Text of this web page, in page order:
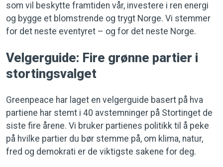
som vil beskytte framtiden vår, investere i ren energi
og bygge et blomstrende og trygt Norge. Vi stemmer
for det neste eventyret – og for det neste Norge.
Velgerguide: Fire grønne partier i
stortingsvalget
Greenpeace har laget en velgerguide basert på hva
partiene har stemt i 40 avstemninger på Stortinget de
siste fire årene. Vi bruker partienes politikk til å peke
på hvilke partier du bør stemme på, om klima, natur,
fred og demokrati er de viktigste sakene for deg.